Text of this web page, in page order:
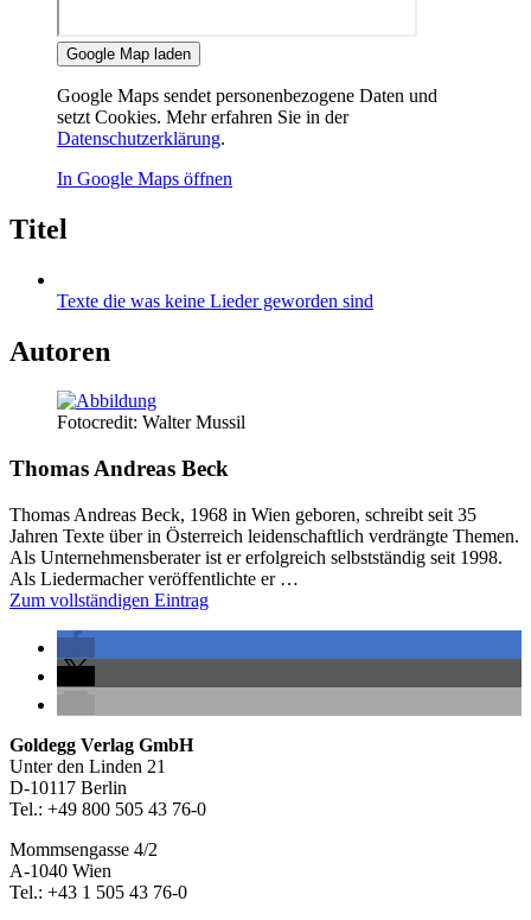
Google Map laden
Google Maps sendet personenbezogene Daten und
setzt Cookies. Mehr erfahren Sie in der
Datenschutzerklärung.
In Google Maps öffnen
Titel
Texte die was keine Lieder geworden sind
Autoren
Fotocredit: Walter Mussil
Thomas Andreas Beck
Thomas Andreas Beck, 1968 in Wien geboren, schreibt seit 35
Jahren Texte über in Österreich leidenschaftlich verdrängte Themen.
Als Unternehmensberater ist er erfolgreich selbstständig seit 1998.
Als Liedermacher veröffentlichte er …
Zum vollständigen Eintrag
Seitenleiste
Footer-
Section
Goldegg Verlag GmbH
Unter den Linden 21
D-10117 Berlin
Tel.: +49 800 505 43 76-0
Mommsengasse 4/2
A-1040 Wien
Tel.: +43 1 505 43 76-0